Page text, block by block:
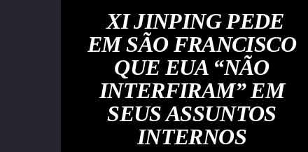
XI JINPING PEDE
EM SÃO FRANCISCO
QUE EUA “NÃO
INTERFIRAM” EM
SEUS ASSUNTOS
INTERNOS